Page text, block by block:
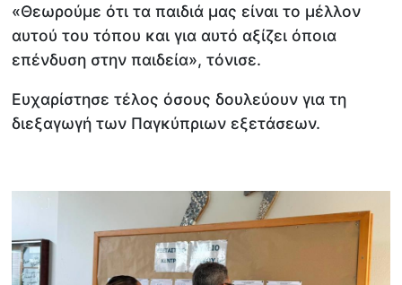
«Θεωρούμε ότι τα παιδιά μας είναι το μέλλον
αυτού του τόπου και για αυτό αξίζει όποια
επένδυση στην παιδεία», τόνισε.
Ευχαρίστησε τέλος όσους δουλεύουν για τη
διεξαγωγή των Παγκύπριων εξετάσεων.